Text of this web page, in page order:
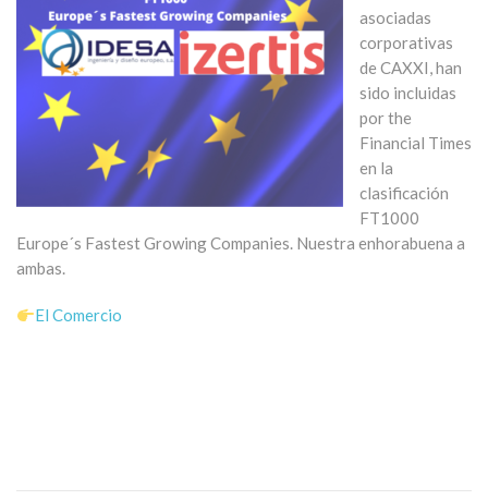
asociadas
corporativas
de CAXXI, han
sido incluidas
por the
Financial Times
en la
clasificación
FT1000
Europe´s Fastest Growing Companies. Nuestra enhorabuena a
ambas.
El Comercio